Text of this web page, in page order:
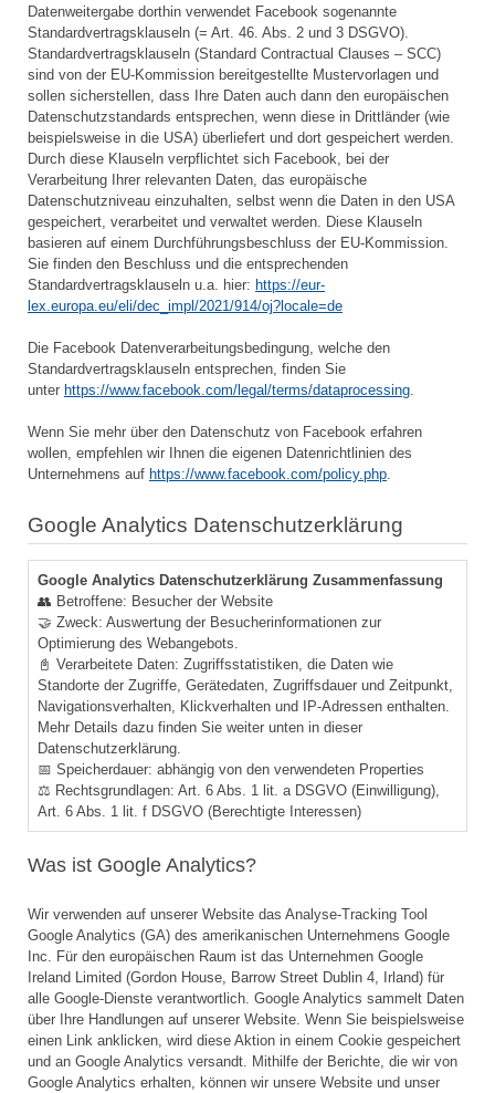
Datenweitergabe dorthin verwendet Facebook sogenannte
Standardvertragsklauseln (= Art. 46. Abs. 2 und 3 DSGVO).
Standardvertragsklauseln (Standard Contractual Clauses – SCC)
sind von der EU-Kommission bereitgestellte Mustervorlagen und
sollen sicherstellen, dass Ihre Daten auch dann den europäischen
Datenschutzstandards entsprechen, wenn diese in Drittländer (wie
beispielsweise in die USA) überliefert und dort gespeichert werden.
Durch diese Klauseln verpflichtet sich Facebook, bei der
Verarbeitung Ihrer relevanten Daten, das europäische
Datenschutzniveau einzuhalten, selbst wenn die Daten in den USA
gespeichert, verarbeitet und verwaltet werden. Diese Klauseln
basieren auf einem Durchführungsbeschluss der EU-Kommission.
Sie finden den Beschluss und die entsprechenden
Standardvertragsklauseln u.a. hier: https://eur-
lex.europa.eu/eli/dec_impl/2021/914/oj?locale=de
Die Facebook Datenverarbeitungsbedingung, welche den
Standardvertragsklauseln entsprechen, finden Sie
unter https://www.facebook.com/legal/terms/dataprocessing.
Wenn Sie mehr über den Datenschutz von Facebook erfahren
wollen, empfehlen wir Ihnen die eigenen Datenrichtlinien des
Unternehmens auf https://www.facebook.com/policy.php.
Google Analytics Datenschutzerklärung
Google Analytics Datenschutzerklärung Zusammenfassung
👥 Betroffene: Besucher der Website
🤝 Zweck: Auswertung der Besucherinformationen zur
Optimierung des Webangebots.
📓 Verarbeitete Daten: Zugriffsstatistiken, die Daten wie
Standorte der Zugriffe, Gerätedaten, Zugriffsdauer und Zeitpunkt,
Navigationsverhalten, Klickverhalten und IP-Adressen enthalten.
Mehr Details dazu finden Sie weiter unten in dieser
Datenschutzerklärung.
📅 Speicherdauer: abhängig von den verwendeten Properties
⚖️ Rechtsgrundlagen: Art. 6 Abs. 1 lit. a DSGVO (Einwilligung),
Art. 6 Abs. 1 lit. f DSGVO (Berechtigte Interessen)
Was ist Google Analytics?
Wir verwenden auf unserer Website das Analyse-Tracking Tool
Google Analytics (GA) des amerikanischen Unternehmens Google
Inc. Für den europäischen Raum ist das Unternehmen Google
Ireland Limited (Gordon House, Barrow Street Dublin 4, Irland) für
alle Google-Dienste verantwortlich. Google Analytics sammelt Daten
über Ihre Handlungen auf unserer Website. Wenn Sie beispielsweise
einen Link anklicken, wird diese Aktion in einem Cookie gespeichert
und an Google Analytics versandt. Mithilfe der Berichte, die wir von
Google Analytics erhalten, können wir unsere Website und unser